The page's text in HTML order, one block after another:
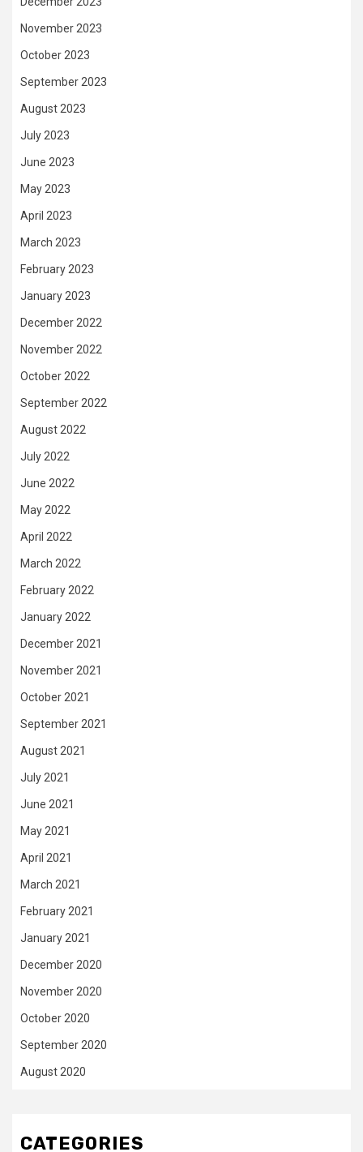
November 2023
October 2023
September 2023
August 2023
July 2023
June 2023
May 2023
April 2023
March 2023
February 2023
January 2023
December 2022
November 2022
October 2022
September 2022
August 2022
July 2022
June 2022
May 2022
April 2022
March 2022
February 2022
January 2022
December 2021
November 2021
October 2021
September 2021
August 2021
July 2021
June 2021
May 2021
April 2021
March 2021
February 2021
January 2021
December 2020
November 2020
October 2020
September 2020
August 2020
CATEGORIES